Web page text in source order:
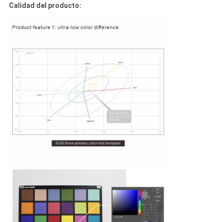
Calidad del producto: